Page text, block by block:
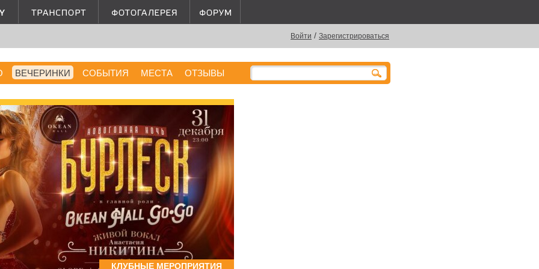
Войти / Зарегистрироваться
ВЕЧЕРИНКИ СОБЫТИЯ МЕСТА ОТЗЫВЫ
КЛУБНЫЕ МЕРОПРИЯТИЯ